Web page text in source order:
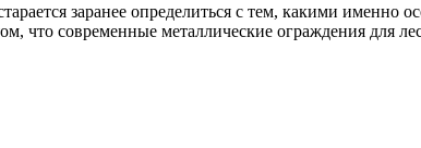
заранее определиться с тем, какими именно
что современные металлические ограждения для